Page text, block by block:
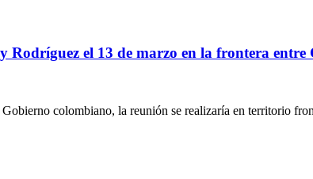
Rodríguez el 13 de marzo en la frontera entre
colombiano, la reunión se realizaría en territorio